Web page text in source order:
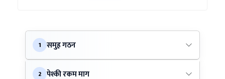
1 समुह गठन
2 पेश्की रकम माग